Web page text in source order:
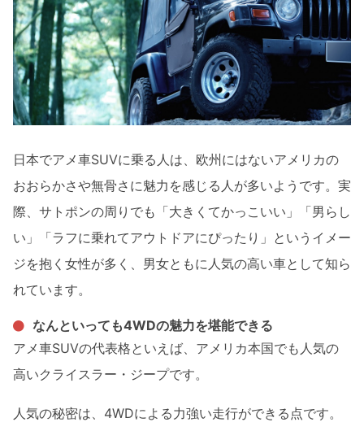
日本でアメ車SUVに乗る人は、欧州にはないアメリカの
おおらかさや無骨さに魅力を感じる人が多いようです。実
際、サトポンの周りでも「大きくてかっこいい」「男らし
い」「ラフに乗れてアウトドアにぴったり」というイメー
ジを抱く女性が多く、男女ともに人気の高い車として知ら
れています。
なんといっても4WDの魅力を堪能できる
アメ車SUVの代表格といえば、アメリカ本国でも人気の
高いクライスラー・ジープです。
人気の秘密は、4WDによる力強い走行ができる点です。